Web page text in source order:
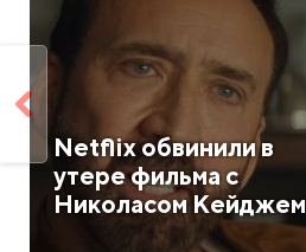
Netflix обвинили в
утере фильма с
Николасом Кейджем